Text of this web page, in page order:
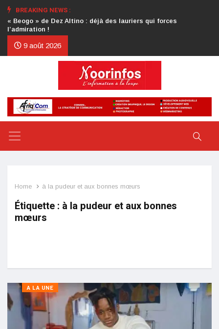
BREAKING NEWS :
Crise au CDP : l’authentification de la lettre du président
d’honneur toujours attendue
9 août 2026
Home à la pudeur et aux bonnes mœurs
Étiquette : à la pudeur et aux bonnes
mœurs
A LA UNE